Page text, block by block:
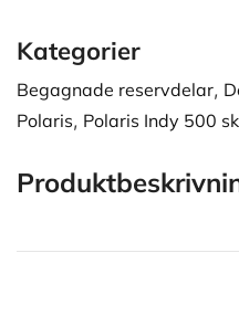
Kategorier
Begagnade reservdelar,
Polaris, Polaris Indy 500